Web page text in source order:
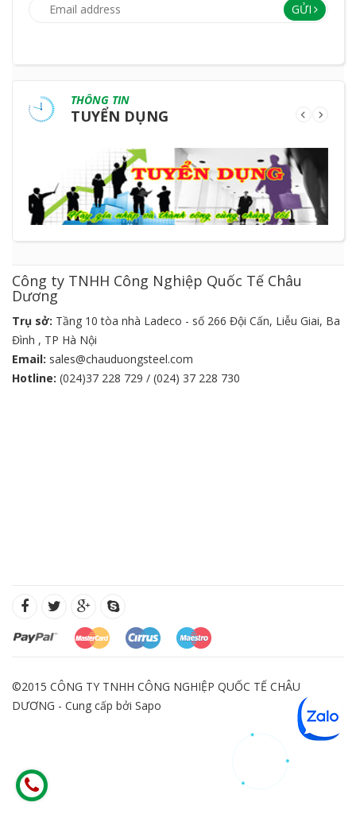
GỬI
THÔNG TIN
TUYỂN DỤNG
Công ty TNHH Công Nghiệp Quốc Tế Châu
Dương
Trụ sở: Tầng 10 tòa nhà Ladeco - số 266 Đội Cấn, Liễu Giai, Ba
Đình , TP Hà Nội
Email: sales@chauduongsteel.com
Hotline: (024)37 228 729 / (024) 37 228 730
©2015 CÔNG TY TNHH CÔNG NGHIỆP QUỐC TẾ CHÂU
DƯƠNG - Cung cấp bởi Sapo